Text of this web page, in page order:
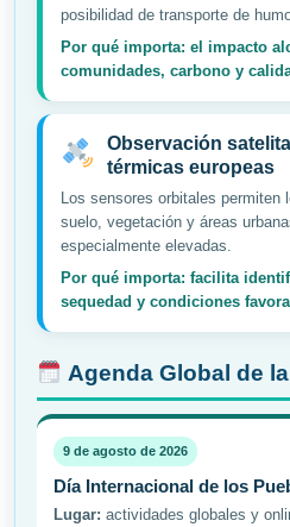
posibilidad de transporte de
Por qué importa: el impacto
comunidades, carbono y
Observación
térmicas europeas
Los sensores orbitales permiten
suelo, vegetación y áreas
especialmente elevadas.
Por qué importa: facilita
sequedad y condiciones
Agenda Global de
9 de agosto de 2026
Día Internacional de los
Lugar: actividades globales y